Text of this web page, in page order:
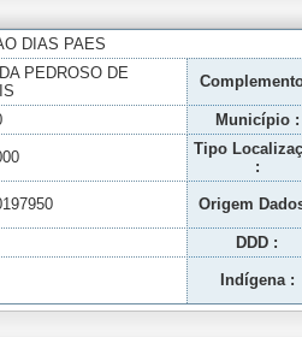
DIAS PAES
PEDROSO DE
Município :
Tipo
:
Origem
DDD :
Indígena :